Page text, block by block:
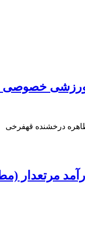
ورزشی
درخشنده قهفرخی
مرتعدار